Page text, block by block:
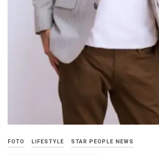
FOTO LIFESTYLE STAR PEOPLE NEWS